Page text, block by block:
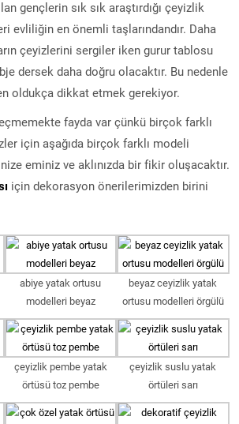
gençlerin sık sık araştırdığı çeyizlik
evliliğin en önemli taşlarındandır. Daha
çeyizlerini sergiler iken gurur tablosu
dersek daha doğru olacaktır. Bu nedenle
oldukça dikkat etmek gerekiyor.
fayda var çünkü birçok farklı
için aşağıda birçok farklı modeli
eminiz ve aklınızda bir fikir oluşacaktır.
için dekorasyon önerilerimizden birini
abiye yatak ortusu
modelleri beyaz
beyaz ceyizlik yatak
ortusu modelleri örgülü
çeyizlik pembe yatak
örtüsü toz pembe
çeyizlik suslu yatak
örtüleri sarı